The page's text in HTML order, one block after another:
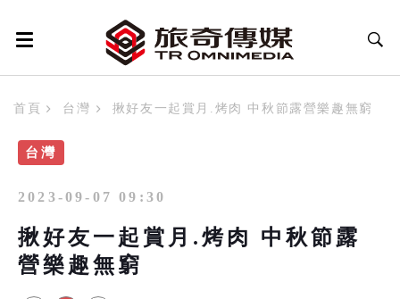
首頁 台灣 揪好友一起賞月.烤肉 中秋節露營樂趣無窮
台灣
2023-09-07 09:30
揪好友一起賞月.烤肉 中秋節露
營樂趣無窮